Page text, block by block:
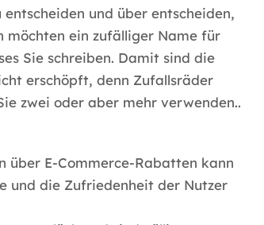
und über entscheiden,
möchten ein zufälliger Name für
Sie schreiben. Damit sind die
erschöpft, denn Zufallsräder
zwei oder aber mehr verwenden..
über E-Commerce-Rabatten kann
und die Zufriedenheit der Nutzer